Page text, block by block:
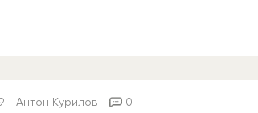
Антон Курилов 0